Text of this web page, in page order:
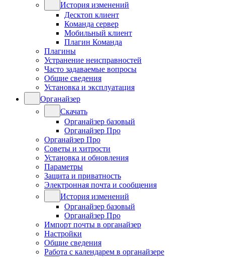
История изменений
Десктоп клиент
Команда сервер
Мобильный клиент
Плагин Команда
Плагины
Устранение неисправностей
Часто задаваемые вопросы
Общие сведения
Установка и эксплуатация
Органайзер
Скачать
Органайзер базовый
Органайзер Про
Органайзер Про
Советы и хитрости
Установка и обновления
Параметры
Защита и приватность
Электронная почта и сообщения
История изменений
Органайзер базовый
Органайзер Про
Импорт почты в органайзер
Настройки
Общие сведения
Работа с календарем в органайзере